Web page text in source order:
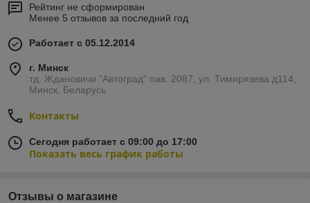
Рейтинг не сформирован
Менее 5 отзывов за последний год
Работает с 05.12.2014
г. Минск
тд. Ждановичи "Автоград" пав. 2087, ул. Тимирязева д114,
Минск, Беларусь
Контакты
Сегодня работает с 09:00 до 17:00
Показать весь график работы
Отзывы о магазине